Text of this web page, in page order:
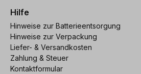
Hilfe
Hinweise zur Batterieentsorgung
Hinweise zur Verpackung
Liefer- & Versandkosten
Zahlung & Steuer
Kontaktformular